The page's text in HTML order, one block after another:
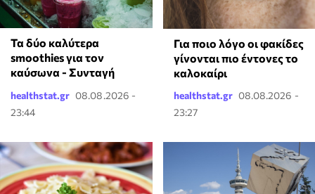
Τα δύο καλύτερα
smoothies για τον
καύσωνα - Συνταγή
healthstat.gr 08.08.2026 -
23:44
Για ποιο λόγο οι φακίδες
γίνονται πιο έντονες το
καλοκαίρι
healthstat.gr 08.08.2026 -
23:27